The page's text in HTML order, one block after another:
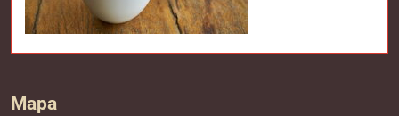
Mapa